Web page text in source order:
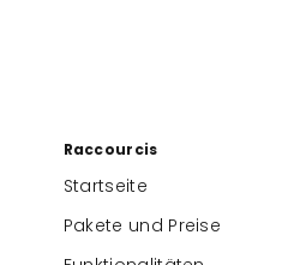
Raccourcis
Startseite
Pakete und Preise